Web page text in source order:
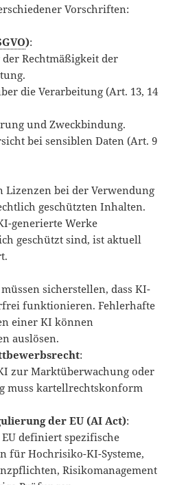
Vorschriften:
):
Rechtmäßigkeit der
die Verarbeitung (Art. 13, 14
und Zweckbindung.
bei sensiblen Daten (Art. 9
Lizenzen bei der Verwendung
geschützten Inhalten.
generierte Werke
geschützt sind, ist aktuell
sicherstellen, dass KI-
funktionieren. Fehlerhafte
einer KI können
auslösen.
:
zur Marktüberwachung oder
muss kartellrechtskonform
der EU (AI Act):
definiert spezifische
für Hochrisiko-KI-Systeme,
Risikomanagement